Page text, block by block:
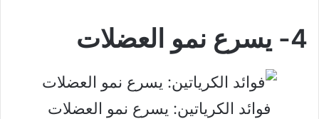
4- يسرع نمو العضلات
فوائد الكرياتين: يسرع نمو العضلات